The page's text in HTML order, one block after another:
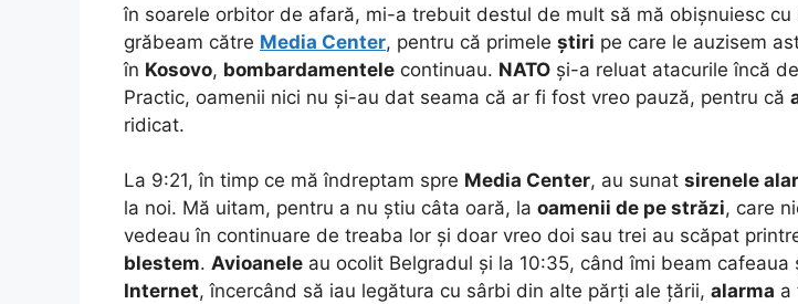
în soarele orbitor de afară, mi-a trebuit destul de mult să mă obișnuiesc cu
grăbeam către Media Center, pentru că primele știri pe care le auzisem
în Kosovo, bombardamentele continuau. NATO și-a reluat atacurile încă
Practic, oamenii nici nu și-au dat seama că ar fi fost vreo pauză, pentru că
ridicat.
La 9:21, în timp ce mă îndreptam spre Media Center, au sunat sirenele
la noi. Mă uitam, pentru a nu știu câta oară, la oamenii de pe străzi, care
vedeau în continuare de treaba lor și doar vreo doi sau trei au scăpat
blestem. Avioanele au ocolit Belgradul și la 10:35, când îmi beam cafeaua
Internet, încercând să iau legătura cu sârbi din alte părți ale țării, alarma a